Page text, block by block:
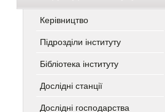
Керівництво
Підрозділи інституту
Бібліотека інституту
Дослідні станції
Дослідні господарства